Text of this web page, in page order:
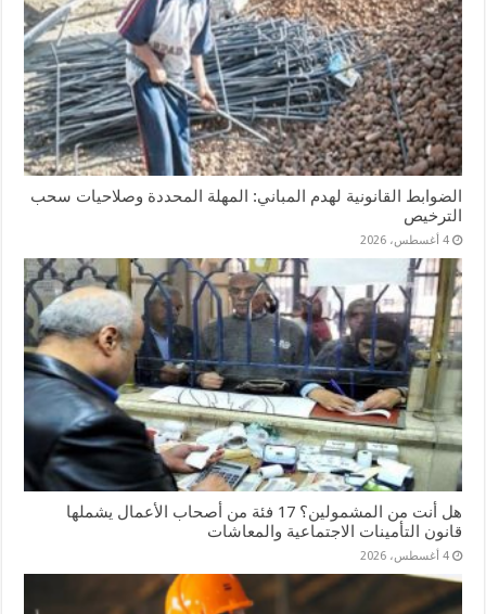
الضوابط القانونية لهدم المباني: المهلة المحددة وصلاحيات سحب
الترخيص
4 أغسطس، 2026
هل أنت من المشمولين؟ 17 فئة من أصحاب الأعمال يشملها
قانون التأمينات الاجتماعية والمعاشات
4 أغسطس، 2026